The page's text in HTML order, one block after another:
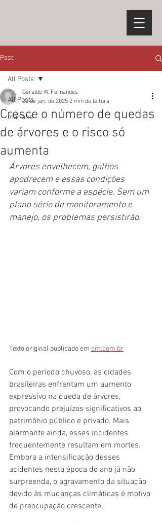
Post
All Posts
mariana
All Posts
Cresce o número de quedas
de árvores e o risco só
aumenta
Geraldo W. Fernandes
30 de jan. de 2025 2 min de leitura
Árvores envelhecem, galhos
apodrecem e essas condições
variam conforme a espécie. Sem um
plano sério de monitoramento e
manejo, os problemas persistirão.
Texto original publicado em em.com.br
Com o período chuvoso, as cidades
brasileiras enfrentam um aumento
expressivo na queda de árvores,
provocando prejuízos significativos ao
patrimônio público e privado. Mais
alarmante ainda, esses incidentes
frequentemente resultam em mortes.
Embora a intensificação desses
acidentes nesta época do ano já não
surpreenda, o agravamento da situação
devido às mudanças climáticas é motivo
de preocupação crescente.